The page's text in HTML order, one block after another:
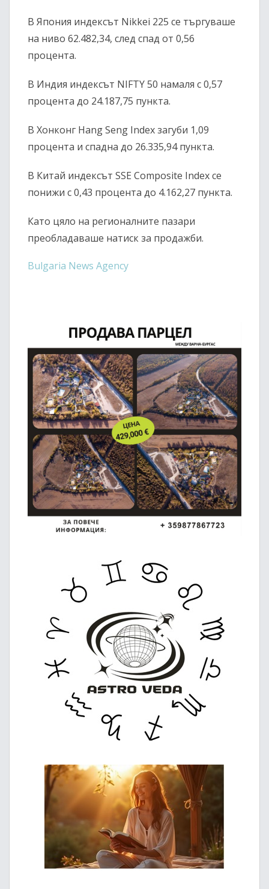
В Япония индексът Nikkei 225 се търгуваше
на ниво 62.482,34, след спад от 0,56
процента.
В Индия индексът NIFTY 50 намаля с 0,57
процента до 24.187,75 пункта.
В Хонконг Hang Seng Indexзагуби 1,09
процента и спадна до 26.335,94 пункта.
В Китай индексът SSE Composite Indexсе
понижи с 0,43 процента до 4.162,27 пункта.
Като цяло на регионалните пазари
преобладаваше натиск за продажби.
Bulgaria News Agency